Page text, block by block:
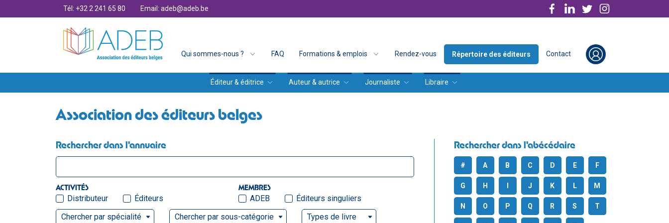
Tél: +32 2 241 65 80 Email: adeb@adeb.be
Qui sommes-nous ? FAQ Formations & emplois Rendez-vous Répertoire des éditeurs Contact
Éditeur & éditrice Auteur & autrice Journaliste Libraire
Association des éditeurs belges
Rechercher dans l'abécédaire
# A B C D E F
G H J K L M
N O P Q R S T
Rechercher dans l'annuaire
ACTIVITÉS
Distributeur Éditeurs
MEMBRES
ADEB
Éditeurs singuliers
Chercher par spécialité
Chercher par sous-catégorie Types de livre